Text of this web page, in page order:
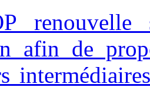
renouvelle
afin de